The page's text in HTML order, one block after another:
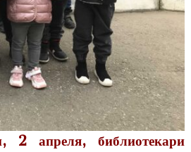
2 апреля, библиотекари